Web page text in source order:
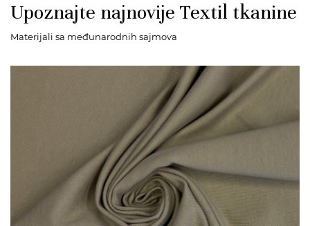
Upoznajte najnovije Textil tkanine
Materijali sa međunarodnih sajmova